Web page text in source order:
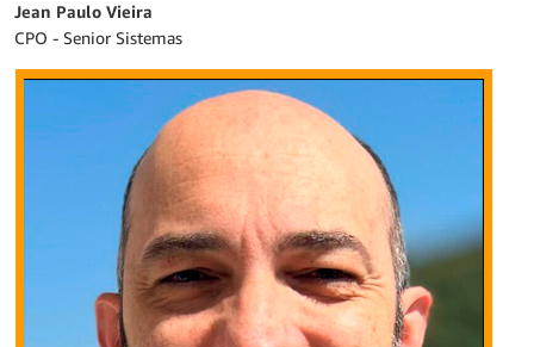
Jean Paulo Vieira
CPO - Senior Sistemas